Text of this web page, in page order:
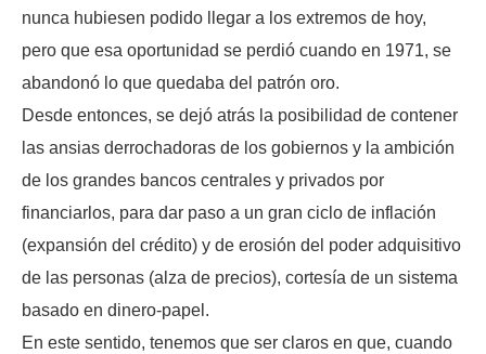
nunca hubiesen podido llegar a los extremos de hoy,
pero que esa oportunidad se perdió cuando en 1971, se
abandonó lo que quedaba del patrón oro.
Desde entonces, se dejó atrás la posibilidad de contener
las ansias derrochadoras de los gobiernos y la ambición
de los grandes bancos centrales y privados por
financiarlos, para dar paso a un gran ciclo de inflación
(expansión del crédito) y de erosión del poder adquisitivo
de las personas (alza de precios), cortesía de un sistema
basado en dinero-papel.
En este sentido, tenemos que ser claros en que, cuando